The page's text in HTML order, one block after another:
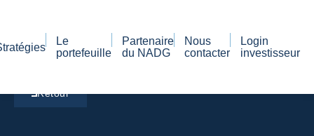
Le
portefeuille
Partenaire
du NADG
Nous
contacter
Login
investisseur
Retour